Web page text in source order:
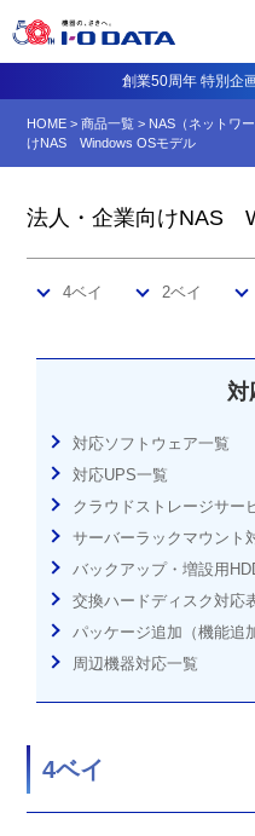
創業50周年 特別企
HOME >商品一覧 > NAS（ネットワ
けNAS Windows OSモデル
法人・企業向けNAS
4ベイ 2ベイ
対
対応ソフトウェア一覧
対応UPS一覧
クラウドストレージサー
サーバーラックマウント
バックアップ・増設用
交換ハードディスク対応
パッケージ追加（機能追
周辺機器対応一覧
4ベイ